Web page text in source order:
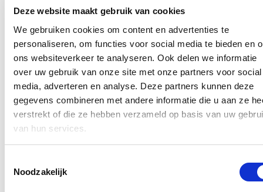
Deze website maakt gebruik van cookies
We gebruiken cookies om content en advertenties te
personaliseren, om functies voor social media te bieden en
ons websiteverkeer te analyseren. Ook delen we informatie
over uw gebruik van onze site met onze partners voor social
media, adverteren en analyse. Deze partners kunnen deze
gegevens combineren met andere informatie die u aan ze
verstrekt of die ze hebben verzameld op basis van uw
van hun services.
Noodzakelijk
Klik
om de privacyvoorwaarden te raadplegen
Nieuws
Aantal meldingen van agressief of ongewenst gedrag
stijgt fors binnen Vlaamse overheid: nieuwe regeling
dat dossiers tijdelijk kan opschorten in geval van
Het aantal meldingen van ongewenst gedrag van derden tegenover